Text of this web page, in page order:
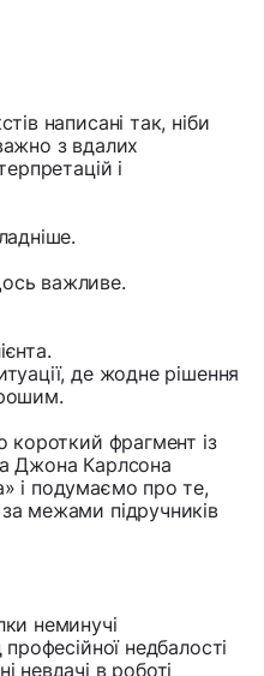
написані так, ніби
з вдалих
і
важливе.
де жодне рішення
короткий фрагмент із
Джона Карлсона
і подумаємо про те,
межами підручників
неминучі
недбалості
невдачі в роботі